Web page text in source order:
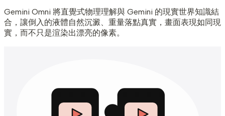
Gemini Omni 將直覺式物理理解與 Gemini 的現實世界知識結
合，讓倒入的液體自然沉澱、重量落點真實，畫面表現如同現
實，而不只是渲染出漂亮的像素。